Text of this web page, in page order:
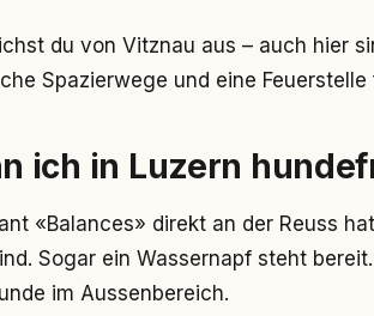
du von Vitznau aus – auch hier
Spazierwege und eine Feuerstelle
ich in Luzern
«Balances» direkt an der Reuss
Sogar ein Wassernapf steht
im Aussenbereich.